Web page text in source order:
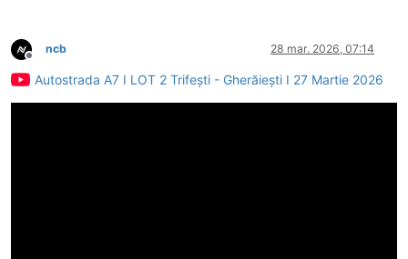
Deconectat
ncb 28 mar. 2026, 07:14
Autostrada A7 I LOT 2 Trifești - Gherăiești I 27 Martie 2026